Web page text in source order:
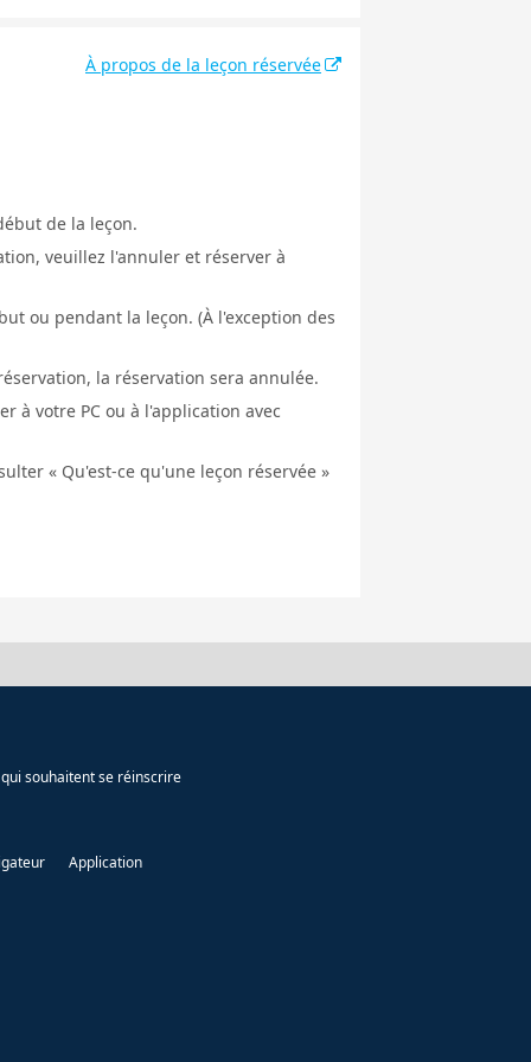
À propos de la leçon réservée
de la leçon.
veuillez l'annuler et réserver à
ou pendant la leçon. (À l'exception des
la réservation sera annulée.
à votre PC ou à l'application avec
« Qu'est-ce qu'une leçon réservée »
souhaitent se réinscrire
Application